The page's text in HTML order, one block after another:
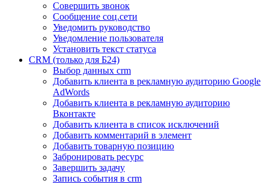
Совершить звонок
Сообщение соц.сети
Уведомить руководство
Уведомление пользователя
Установить текст статуса
CRM (только для Б24)
Выбор данных crm
Добавить клиента в рекламную аудиторию Google
AdWords
Добавить клиента в рекламную аудиторию
Вконтакте
Добавить клиента в список исключений
Добавить комментарий в элемент
Добавить товарную позицию
Забронировать ресурс
Завершить задачу
Запись события в crm